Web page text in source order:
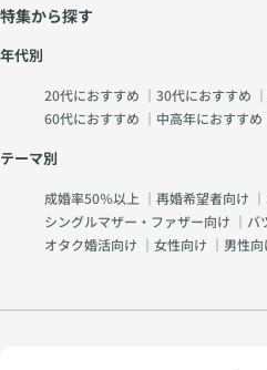
特集から探す
年代別
20代におすすめ ｜ 30代におすすめ ｜
60代におすすめ ｜ 中高年におすすめ
テーマ別
成婚率50％以上 ｜ 再婚希望者向け ｜
シングルマザー・ファザー向け ｜ バ
オタク婚活向け ｜ 女性向け ｜ 男性向